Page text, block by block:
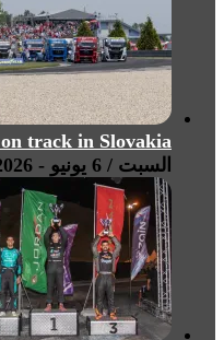
track in Slovakia
السبت / 6 يونيو - 2026 / 12:16 صباحًا